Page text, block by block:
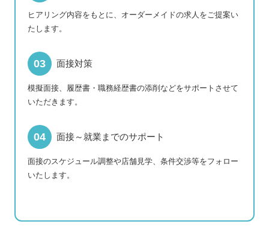
ヒアリング内容をもとに、オーダーメイドの求人をご提案い
たします。
面接対策
模擬面接、履歴書・職務経歴書の添削などをサポートさせて
いただきます。
面接～就業までのサポート
面接のスケジュール調整や店舗見学、条件交渉等をフォロー
いたします。